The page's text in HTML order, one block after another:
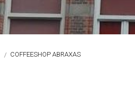
COFFEESHOP ABRAXAS